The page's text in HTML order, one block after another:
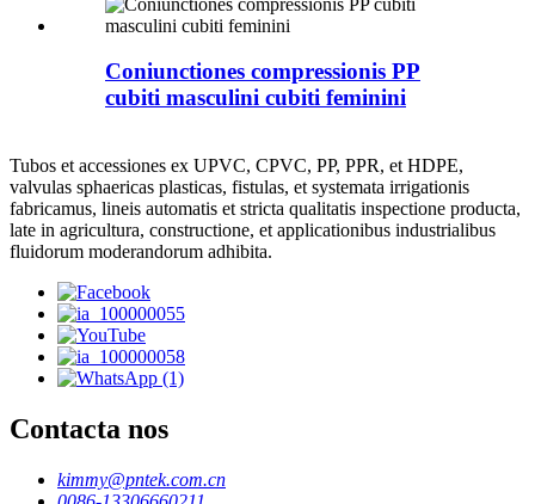
Coniunctiones compressionis PP
cubiti masculini cubiti feminini
Tubos et accessiones ex UPVC, CPVC, PP, PPR, et HDPE,
valvulas sphaericas plasticas, fistulas, et systemata irrigationis
fabricamus, lineis automatis et stricta qualitatis inspectione producta,
late in agricultura, constructione, et applicationibus industrialibus
fluidorum moderandorum adhibita.
Contacta nos
kimmy@pntek.com.cn